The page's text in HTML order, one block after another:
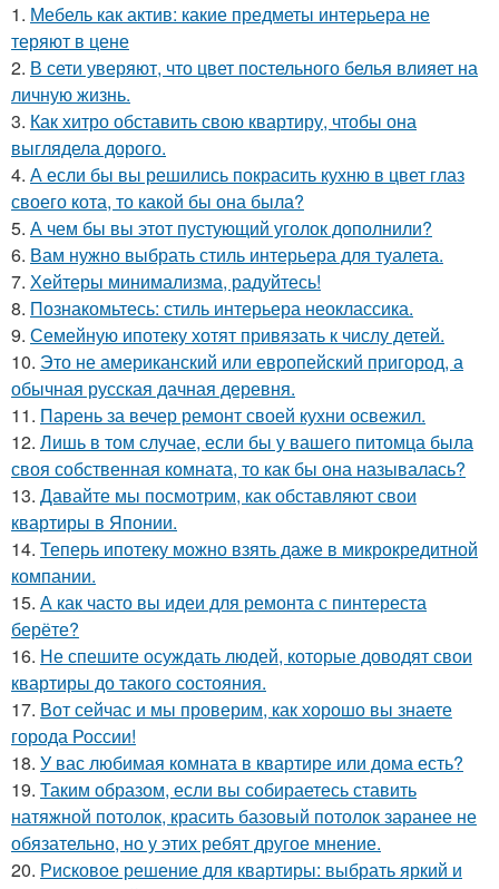
1. Мебель как актив: какие предметы интерьера не
теряют в цене
2. В сети уверяют, что цвет постельного белья влияет на
личную жизнь.
3. Как хитро обставить свою квартиру, чтобы она
выглядела дорого.
4. А если бы вы решились покрасить кухню в цвет глаз
своего кота, то какой бы она была?
5. А чем бы вы этот пустующий уголок дополнили?
6. Вам нужно выбрать стиль интерьера для туалета.
7. Хейтеры минимализма, радуйтесь!
8. Познакомьтесь: стиль интерьера неоклассика.
9. Семейную ипотеку хотят привязать к числу детей.
10. Это не американский или европейский пригород, а
обычная русская дачная деревня.
11. Парень за вечер ремонт своей кухни освежил.
12. Лишь в том случае, если бы у вашего питомца была
своя собственная комната, то как бы она называлась?
13. Давайте мы посмотрим, как обставляют свои
квартиры в Японии.
14. Теперь ипотеку можно взять даже в микрокредитной
компании.
15. А как часто вы идеи для ремонта с пинтереста
берёте?
16. Не спешите осуждать людей, которые доводят свои
квартиры до такого состояния.
17. Вот сейчас и мы проверим, как хорошо вы знаете
города России!
18. У вас любимая комната в квартире или дома есть?
19. Таким образом, если вы собираетесь ставить
натяжной потолок, красить базовый потолок заранее не
обязательно, но у этих ребят другое мнение.
20. Рисковое решение для квартиры: выбрать яркий и